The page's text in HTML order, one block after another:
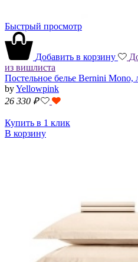
Быстрый просмотр
Добавить в корзину
из вишлиста
Постельное белье Bernini Mono,
byYellowpink
26 330 ₽
Купить в 1 клик
В корзину